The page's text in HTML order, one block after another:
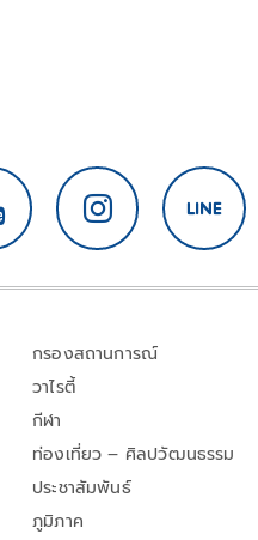
กรองสถานการณ์
วาไรตี้
กีฬา
ท่องเที่ยว – ศิลปวัฒนธรรม
ประชาสัมพันธ์
ภูมิภาค